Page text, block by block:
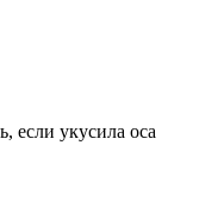
если укусила оса